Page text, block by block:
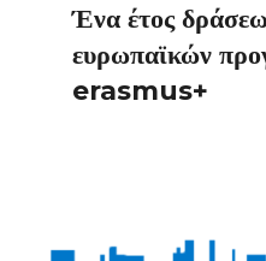
Ένα έτος
ευρωπαϊκών
erasmus+